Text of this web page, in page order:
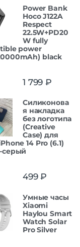
Power Bank
Hoco J122A
Respect
22.5W+PD20
W fully
power
black
1 799 ₽
Силиконова
я накладка
без логотипа
(Creative
Case) для
14 Pro (6.1)
серый
499₽
Умные часы
Xiaomi
Haylou Smart
Watch Solar
Pro Silver